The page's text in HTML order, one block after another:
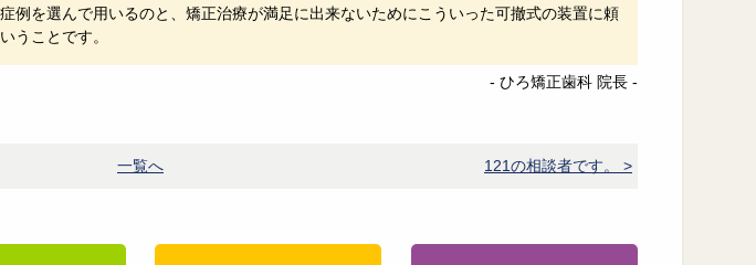
例を選んで用いるのと、矯正治療が満足に出来ないためにこういった可撤式の装置に頼
うことです。
- ひろ矯正歯科 院長 -
一覧へ 121の相談者です。 >